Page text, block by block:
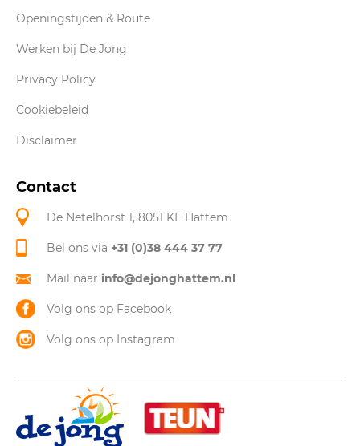
Openingstijden & Route
Werken bij De Jong
Privacy Policy
Cookiebeleid
Disclaimer
Contact
De Netelhorst 1, 8051 KE Hattem
Bel ons via +31 (0)38 444 37 77
Mail naar info@dejonghattem.nl
Volg ons op Facebook
Volg ons op Instagram